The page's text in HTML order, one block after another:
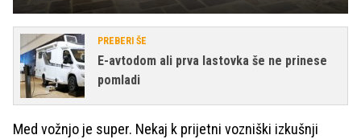
PREBERI ŠE
E-avtodom ali prva lastovka še ne prinese
pomladi
Med vožnjo je super. Nekaj k prijetni vozniški izkušnji